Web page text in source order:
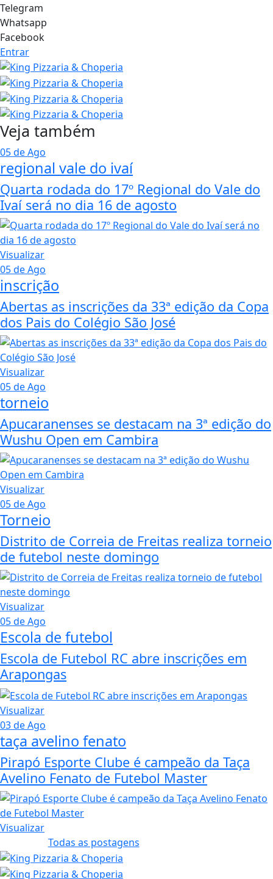
Telegram
Whatsapp
Facebook
Entrar
Veja também
05 de Ago
regional vale do ivaí
Quarta rodada do 17º Regional do Vale do
Ivaí será no dia 16 de agosto
Visualizar
05 de Ago
inscrição
Abertas as inscrições da 33ª edição da Copa
dos Pais do Colégio São José
Visualizar
05 de Ago
torneio
Apucaranenses se destacam na 3ª edição do
Wushu Open em Cambira
Visualizar
05 de Ago
Torneio
Distrito de Correia de Freitas realiza torneio
de futebol neste domingo
Visualizar
05 de Ago
Escola de futebol
Escola de Futebol RC abre inscrições em
Arapongas
Visualizar
03 de Ago
taça avelino fenato
Pirapó Esporte Clube é campeão da Taça
Avelino Fenato de Futebol Master
Visualizar
Todas as postagens